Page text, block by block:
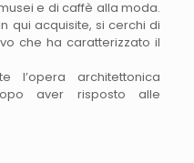
e di caffè alla moda.
qui acquisite, si cerchi di
che ha caratterizzato il
l’opera architettonica
aver risposto alle